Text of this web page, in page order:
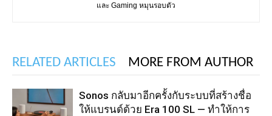
และ Gaming หมุนรอบตัว
RELATED ARTICLES MORE FROM AUTHOR
Sonos กลับมาอีกครั้งกับระบบที่สร้างชื่อ
ให้แบรนด์ด้วย Era 100 SL — ทำให้การ